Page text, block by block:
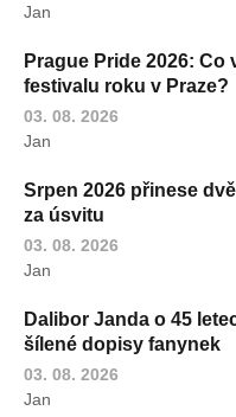
Jan
Prague Pride 2026:
festivalu roku v Praze?
03. 08. 2026
Jan
Srpen 2026 přinese
za úsvitu
03. 08. 2026
Jan
Dalibor Janda o 45
šílené dopisy fanynek
03. 08. 2026
Jan